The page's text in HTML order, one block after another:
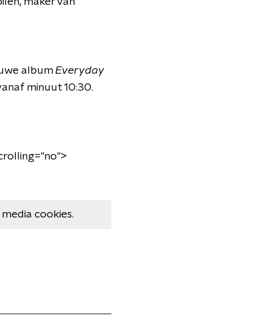
albumEveryday
minuut 10:30.
cookies.